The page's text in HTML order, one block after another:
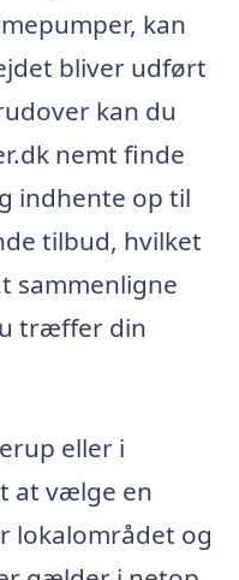
kan
bliver udført
kan du
nemt finde
indhente op til
tilbud, hvilket
sammenligne
træffer din
eller i
at vælge en
lokalområdet og